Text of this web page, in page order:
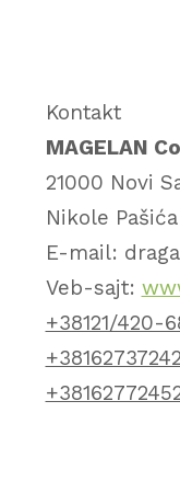
Kontakt
MAGELAN
21000 Novi
Nikole
E-mail:
Veb-sajt:
+38121/420-
+38162737242